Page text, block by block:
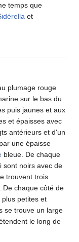
temps que
et
plumage rouge
sur le bas du
puis jaunes et aux
et épaisses avec
antérieurs et d'un
une épaisse
bleue. De chaque
sont noirs avec de
trouvent trois
De chaque côté de
petites et
se trouve un large
le long de